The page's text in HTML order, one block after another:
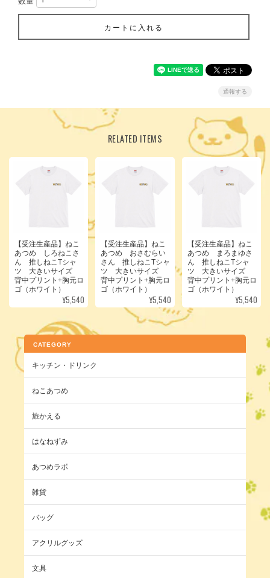
カートに入れる
通報する
RELATED ITEMS
【受注生産品】ねこ
あつめ しろねこさ
ん 推しねこTシャ
ツ 大きいサイズ
背中プリント+胸元ロ
ゴ（ホワイト）
¥5,540
【受注生産品】ねこ
あつめ おさむらい
さん 推しねこTシャ
ツ 大きいサイズ
背中プリント+胸元ロ
ゴ（ホワイト）
¥5,540
【受注生産品】ねこ
あつめ まろまゆさ
ん 推しねこTシャ
ツ 大きいサイズ
背中プリント+胸元ロ
ゴ（ホワイト）
¥5,540
CATEGORY
キッチン・ドリンク
ねこあつめ
旅かえる
はなねずみ
あつめラボ
雑貨
バッグ
アクリルグッズ
文具